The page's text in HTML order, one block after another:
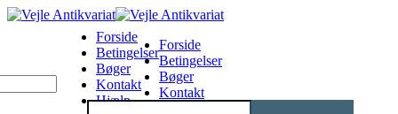
Forside
Betingelser
Bøger
Kontakt
Hjælp
Forside
Betingelser
Bøger
Kontakt